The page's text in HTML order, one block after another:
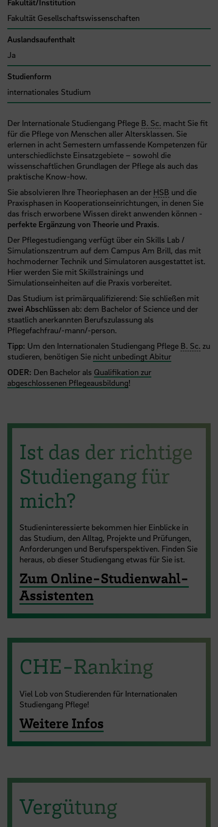
Fakultät/Institution
Fakultät Gesellschaftswissenschaften
Auslandsaufenthalt
Ja
Studienform
internationales Studium
Der Internationale Studiengang Pflege B. Sc. macht Sie fit
für die Pflege von Menschen aller Altersklassen. Sie
erlernen in acht Semestern umfassende Kompetenzen für
unterschiedlichste Einsatzgebiete – sowohl die
wissenschaftlichen Grundlagen der Pflege als auch das
praktische Know-how.
Sie absolvieren Ihre Theoriephasen an der HSB und die
Praxisphasen in Kooperationseinrichtungen, in denen Sie
das frisch erworbene Wissen direkt anwenden können -
perfekte Ergänzung von Theorie und Praxis.
Der Pflegestudiengang verfügt über ein Skills Lab /
Simulationszentrum auf dem Campus Am Brill, das mit
hochmoderner Technik und Simulatoren ausgestattet ist.
Hier werden Sie mit Skillstrainings und
Simulationseinheiten auf die Praxis vorbereitet.
Das Studium ist primärqualifizierend: Sie schließen mit
zwei Abschlüssen ab: dem Bachelor of Science und der
staatlich anerkannten Berufszulassung als
Pflegefachfrau/-mann/-person.
Tipp: Um den Internationalen Studiengang Pflege B. Sc. zu
studieren, benötigen Sie nicht unbedingt Abitur
ODER: Den Bachelor als Qualifikation zur
abgeschlossenen Pflegeausbildung!
Ist das der richtige
Studien­gang für
mich?
Studieninteressierte bekommen hier Einblicke in
das Studium, den Alltag, Projekte und Prüfungen,
Anforderungen und Berufsperspektiven. Finden Sie
heraus, ob dieser Studiengang etwas für Sie ist.
Zum Online-Studienwahl-
Assistenten
CHE-Ranking
Viel Lob von Studierenden für Internationalen
Studiengang Pflege!
Weitere Infos
Vergütung